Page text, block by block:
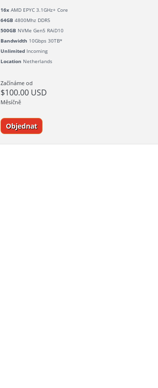
16x AMD EPYC 3.1GHz+ Core
64GB 4800Mhz DDR5
500GB NVMe Gen5 RAiD10
Bandwidth 10Gbps 30TB*
Unlimited Incoming
Location Netherlands
Začínáme od
$100.00 USD
Měsíčně
Objednat